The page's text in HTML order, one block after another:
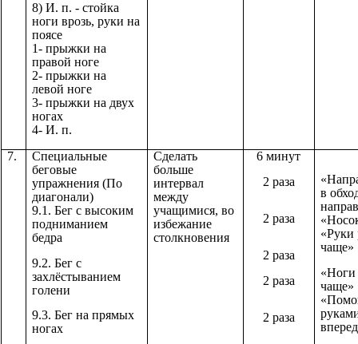
8) И. п. - стойка
ноги врозь, руки на
поясе
1- прыжки на
правой ноге
2- прыжки на
левой ноге
3- прыжки на двух
ногах
4- И. п.
7.
Специальные
беговые
упражнения (По
диагонали)
9.1. Бег с высоким
подниманием
бедра
9.2. Бег с
захлёстыванием
голени
9.3. Бег на прямых
ногах
Сделать
больше
интервал
между
учащимися, во
избежание
столкновения
6 минут
2 раза
2 раза
2 раза
2 раза
2 раза
в
«Руки
чаще»
«Ноги
чаще»